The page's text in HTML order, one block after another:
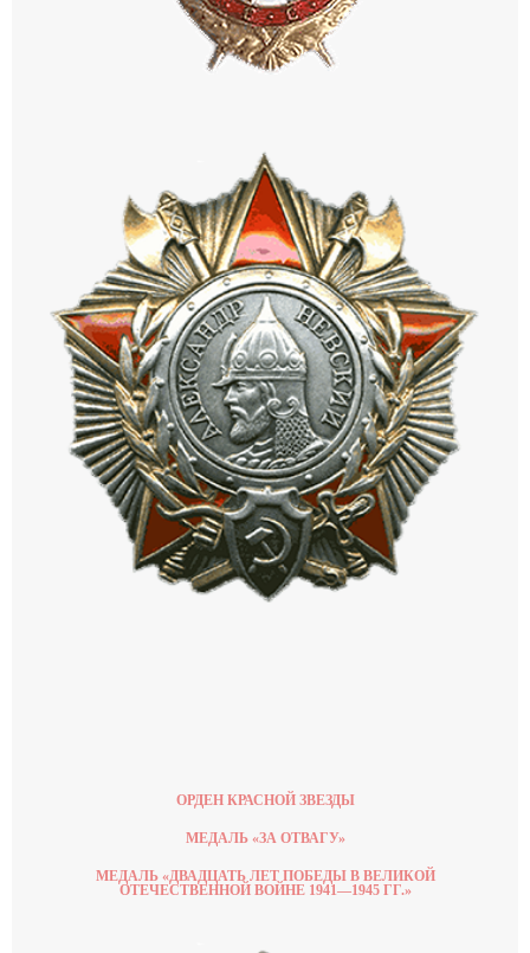
ОРДЕН КРАСНОЙ ЗВЕЗДЫ
МЕДАЛЬ «ЗА ОТВАГУ»
МЕДАЛЬ «ДВАДЦАТЬ ЛЕТ ПОБЕДЫ В ВЕЛИКОЙ
ОТЕЧЕСТВЕННОЙ ВОЙНЕ 1941—1945 ГГ.»